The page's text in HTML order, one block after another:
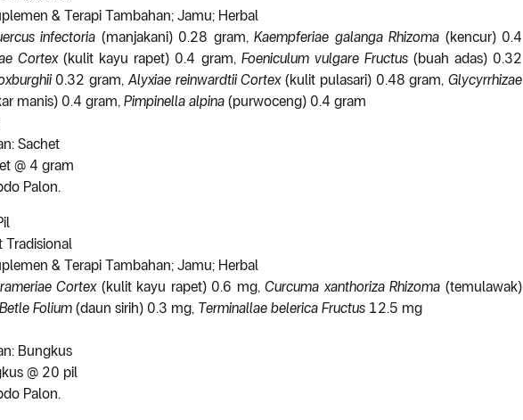
& Terapi Tambahan; Jamu; Herbal
infectoria (manjakani) 0.28 gram, Kaempferiae galanga Rhizoma (kencur) 0.4
Cortex(kulit kayu rapet) 0.4 gram, Foeniculum vulgare Fructus(buah adas) 0.32
0.32 gram, Alyxiae reinwardtii Cortex(kulit pulasari) 0.48 gram, Glycyrrhizae
manis) 0.4 gram, Pimpinella alpina (purwoceng) 0.4 gram
Sachet
@ 4 gram
Palon.
Tradisional
& Terapi Tambahan; Jamu; Herbal
Cortex(kulit kayu rapet) 0.6 mg,Curcuma xanthoriza Rhizoma (temulawak)
Folium (daun sirih) 0.3 mg, Terminallae belerica Fructus 12.5 mg
Bungkus
@ 20 pil
Palon.